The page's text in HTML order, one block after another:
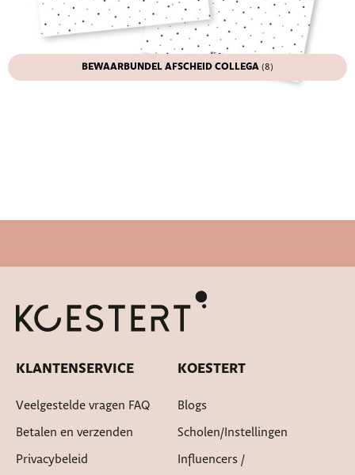
BEWAARBUNDEL AFSCHEID COLLEGA (8)
Cadeautje bij bestelling
KLANTENSERVICE
Veelgestelde vragen FAQ
Betalen en verzenden
Privacybeleid
KOESTERT
Blogs
Scholen/instellingen
Influencers /